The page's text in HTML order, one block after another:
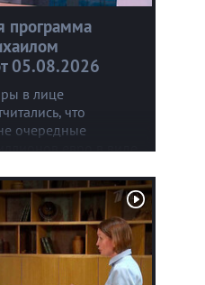
программа
05.08.2026
в лице
что
очередные
евро в виде
сумму, 210
трогать боятся,
миллиардов евро